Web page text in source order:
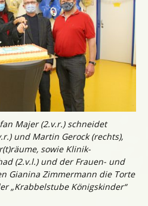
Majer (2.v.r.) schneidet
und Martin Gerock (rechts),
sowie Klinik-
(2.v.l.) und der Frauen- und
Gianina Zimmermann die Torte
„Krabbelstube Königskinder“